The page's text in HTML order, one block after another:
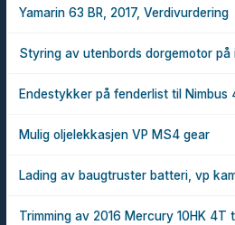
Yamarin 63 BR, 2017, Verdivurdering
Styring av utenbords dorgemotor på
Endestykker på fenderlist til Nimbus
Mulig oljelekkasjen VP MS4 gear
Lading av baugtruster batteri, vp
Trimming av 2016 Mercury 10HK 4T